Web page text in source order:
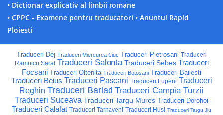
• Dictionar explicativ al limbii romane
• CPPC - Examene pentru traducatori • Anuntul Rapid
Ploiesti
Traduceri Dej Traduceri Miercurea Ciuc Traduceri Pietrosani Traduceri
Ramnicu Sarat Traduceri Salonta Traduceri Sebes Traduceri
Focsani Traduceri Oltenita Traduceri Botosani Traduceri Bailesti
Traduceri Beius Traduceri Pascani Traduceri Lupeni Traduceri
Reghin Traduceri Barlad Traduceri Campia Turzii
Traduceri Suceava Traduceri Targu Mures Traduceri Dorohoi
Traduceri Calafat Traduceri Tarnaveni Traduceri Husi Traduceri Targu Jiu